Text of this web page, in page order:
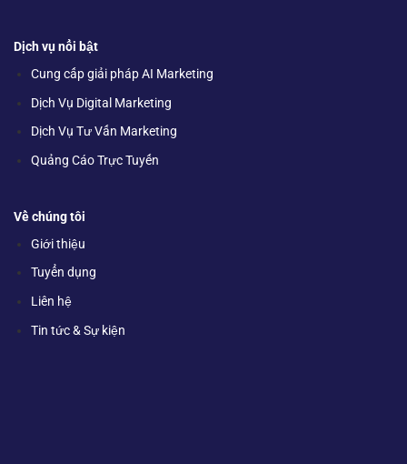
Dịch vụ nổi bật
Cung cấp giải pháp AI Marketing
Dịch Vụ Digital Marketing
Dịch Vụ Tư Vấn Marketing
Quảng Cáo Trực Tuyến
Về chúng tôi
Giới thiệu
Tuyển dụng
Liên hệ
Tin tức & Sự kiện